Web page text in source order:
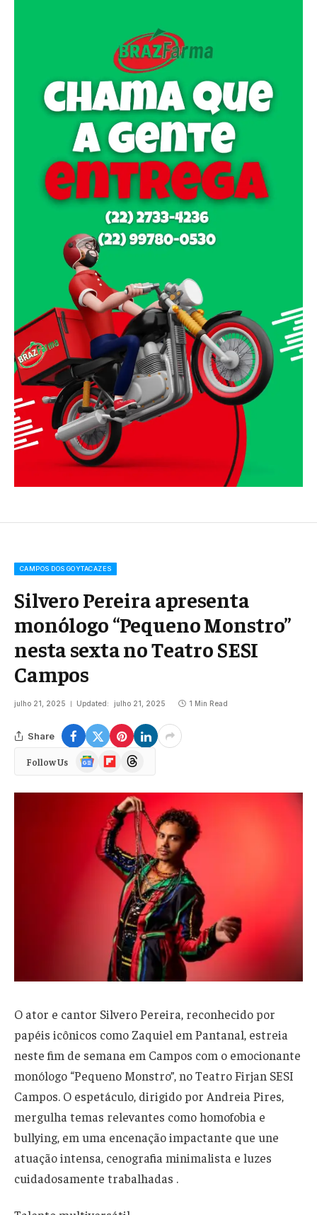
CAMPOS DOS GOYTACAZES
Silvero Pereira apresenta
monólogo “Pequeno Monstro”
nesta sexta no Teatro SESI
Campos
julho 21, 2025 Updated: julho 21, 2025 1 Min Read
Share
Follow Us
GoogleFlipboardThreads
O ator e cantor Silvero Pereira, reconhecido por
papéis icônicos como Zaquiel em Pantanal, estreia
neste fim de semana em Campos com o emocionante
monólogo “Pequeno Monstro”, no Teatro Firjan SESI
Campos. O espetáculo, dirigido por Andreia Pires,
mergulha temas relevantes como homofobia e
bullying, em uma encenação impactante que une
atuação intensa, cenografia minimalista e luzes
cuidadosamente trabalhadas .